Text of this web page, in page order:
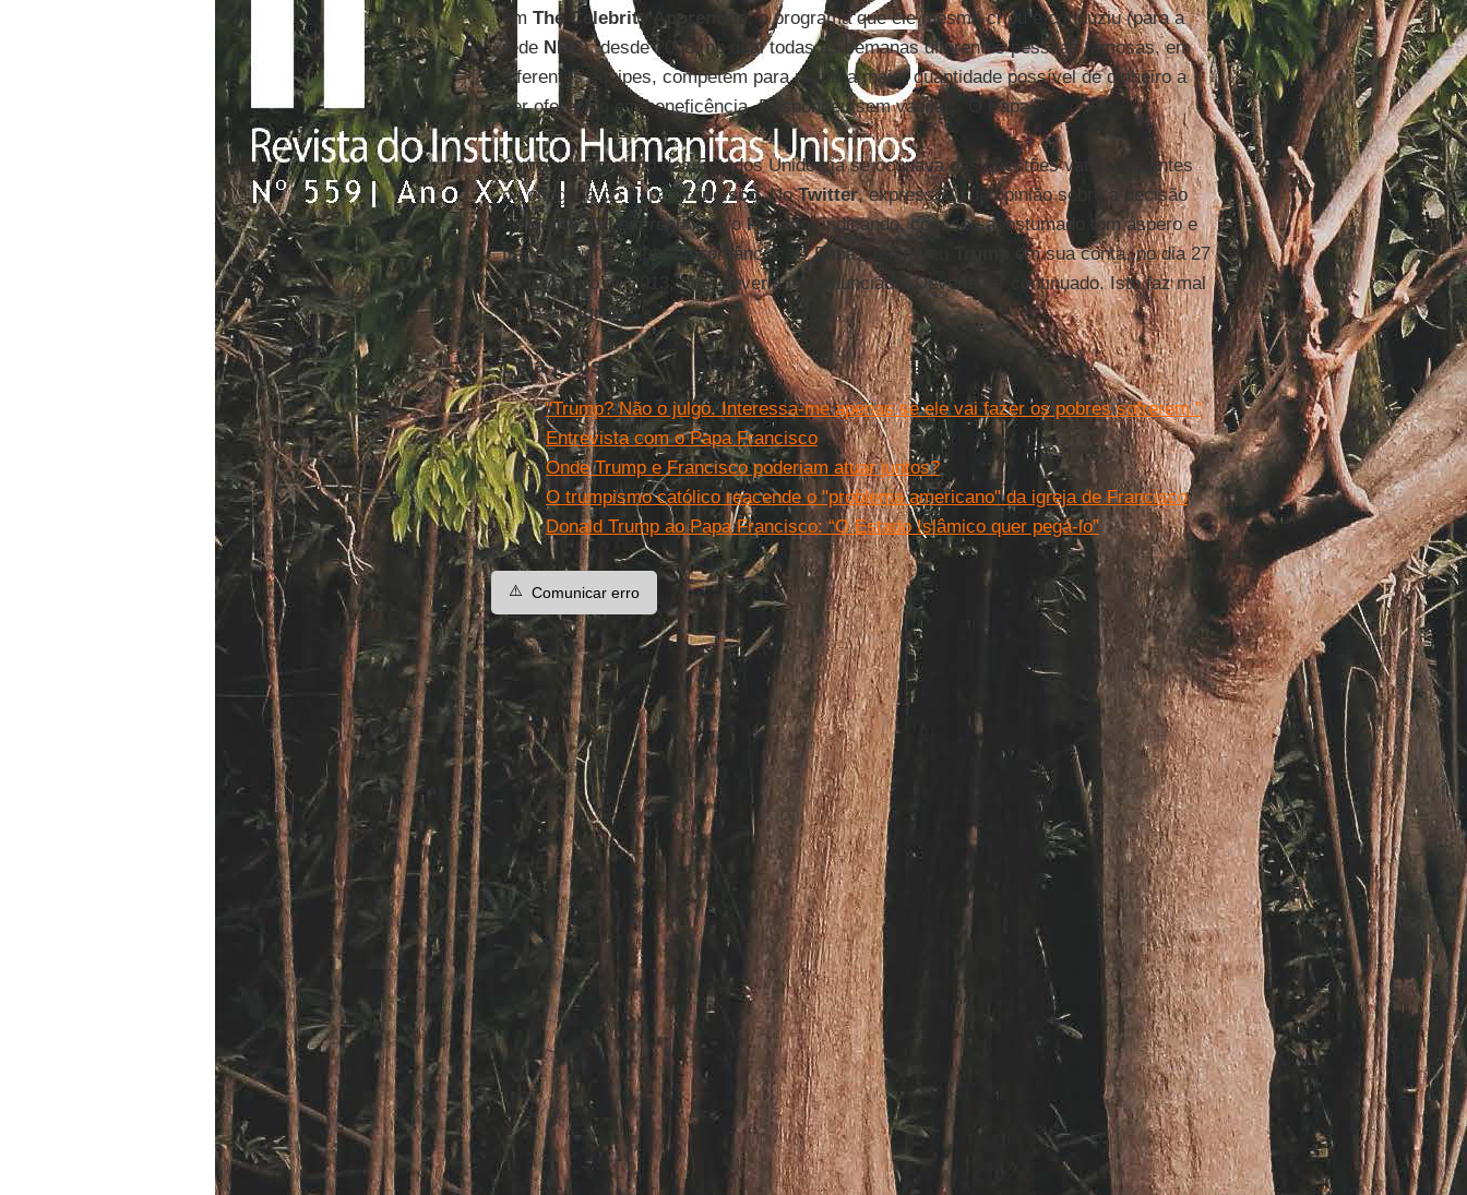
em The Celebrity Apprentice , o programa que ele mesmo criou e conduziu (para a
rede NBC), desde 2008, no qual todas as semanas diferentes pessoas famosas, em
diferentes equipes, competem para reunir a maior quantidade possível de dinheiro a
ser oferecido em beneficência. Respondeu sem vacilar: “O Papa!”.
O presidente eleito dos Estados Unidos já se ocupava das questões vaticanas antes
da chegada do PapaFrancisco. NoTwitter, expressou sua opinião sobre a decisão
de Bento XVIem renunciar oPapado, indicando, com seu acostumado tom áspero e
franco, sua absoluta discordância: “O Papa”, escreveu
em sua conta, no dia 27
de fevereiro de 2013, “não deveria ter renunciado. Deveria ter continuado. Isto faz mal
a ele e àIgreja”.
Leia mais
"Trump? Não o julgo. Interessa-me apenas se ele vai fazer os pobres sofrerem."
Entrevista com o Papa Francisco
Onde Trump e Francisco poderiam atuar juntos?
O trumpismo católico reacende o "problema americano" da igreja de Francisco
Donald Trump ao Papa Francisco: “O Estado Islâmico quer pegá-lo”
⚠️ Comunicar erro